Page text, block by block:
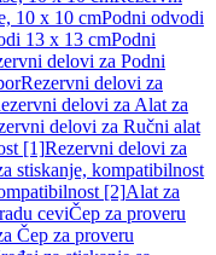
10 x 10 cmPodni odvodi
13 x 13 cmPodni
delovi za Podni
Rezervni delovi za
delovi za Alat za
delovi za Ručni alat
[1]Rezervni delovi za
stiskanje, kompatibilnost
[2]Alat za
ceviČep za proveru
Čep za proveru